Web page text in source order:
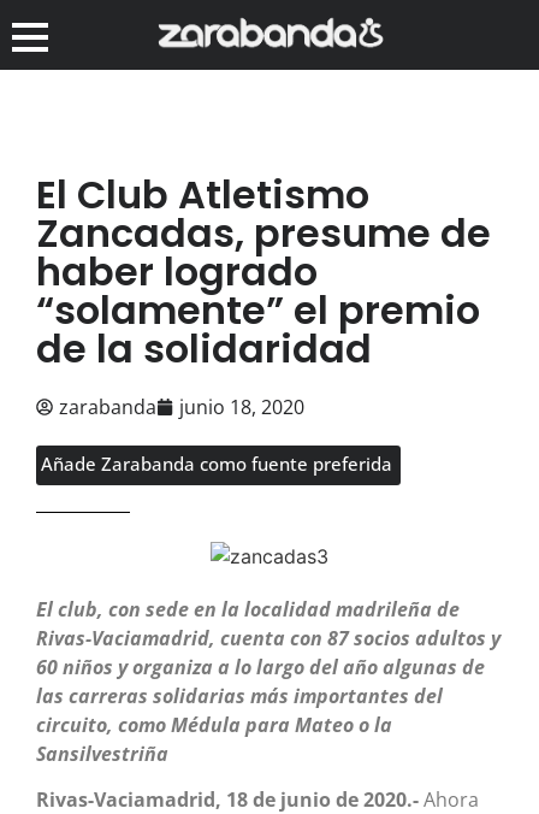
El Club Atletismo
Zancadas, presume de
haber logrado
“solamente” el premio
de la solidaridad
zarabanda junio 18, 2020
Añade Zarabanda como fuente preferida
El club, con sede en la localidad madrileña de
Rivas-Vaciamadrid, cuenta con 87 socios adultos y
60 niños y organiza a lo largo del año algunas de
las carreras solidarias más importantes del
circuito, como Médula para Mateo o la
Sansilvestriña
Rivas-Vaciamadrid, 18 de junio de 2020.-Ahora